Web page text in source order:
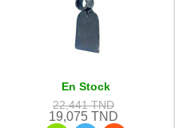
En Stock
22,441 TND
19,075 TND